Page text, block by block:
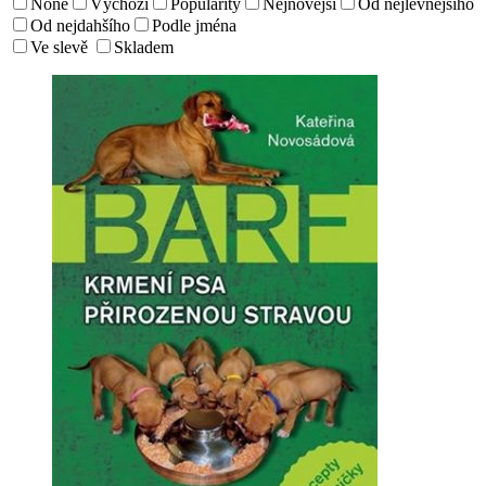
Od nejdahšího
Podle jména
Ve slevě
Skladem